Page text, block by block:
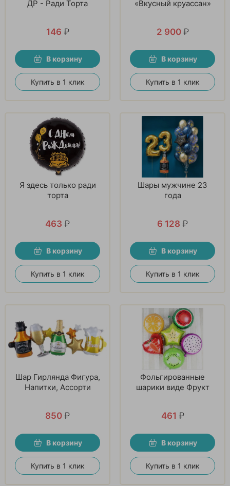
ДР - Ради Торта
146 ₽
В корзину
Купить в 1 клик
«Вкусный круассан»
2 900 ₽
В корзину
Купить в 1 клик
Я здесь только ради
торта
463 ₽
В корзину
Купить в 1 клик
Шары мужчине 23
года
6 128 ₽
В корзину
Купить в 1 клик
Шар Гирлянда Фигура,
Напитки, Ассорти
850 ₽
В корзину
Купить в 1 клик
Фольгированные
шарики виде Фрукт
461 ₽
В корзину
Купить в 1 клик